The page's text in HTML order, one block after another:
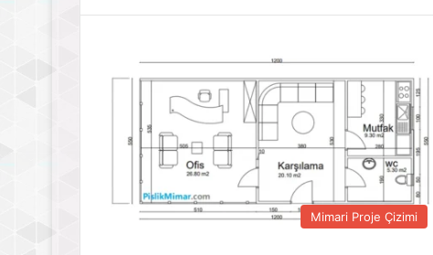
Mimari Proje Çizimi